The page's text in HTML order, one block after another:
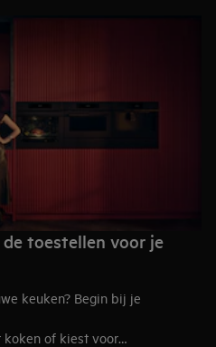
de toestellen voor je
keuken? Begin bij je
koken of kiest voor